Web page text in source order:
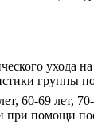
60-69 лет,
помощи